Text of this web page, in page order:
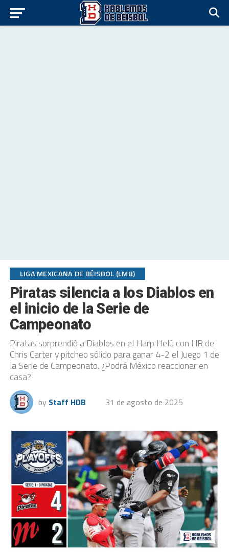
LIGA MEXICANA DE BÉISBOL (LMB)
Piratas silencia a los Diablos en
el inicio de la Serie de
Campeonato
Piratas sorprendió a Diablos en el Harp Helú con HR de
Chris Carter y pitcheo sólido para ganar 4-2 el Juego 1 de
la Serie de Campeonato. ¿Podrá México reaccionar en
casa?
by Staff HDB 31 de agosto de 2025